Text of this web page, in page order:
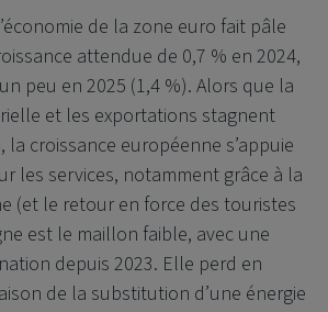
de la zone euro fait pâle
attendue de 0,7 % en 2024,
peu en 2025 (1,4 %). Alors que la
et les exportations stagnent
croissance européenne s’appuie
les services, notamment grâce à la
(et le retour en force des touristes
est le maillon faible, avec une
depuis 2023. Elle perd en
de la substitution d’une énergie